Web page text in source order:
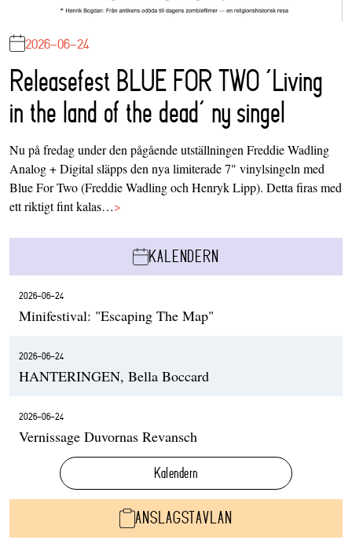
2026-06-24
Releasefest BLUE FOR TWO ‘Living
in the land of the dead’ ny singel
Nu på fredag under den pågående utställningen Freddie Wadling
Analog + Digital släpps den nya limiterade 7" vinylsingeln med
Blue For Two (Freddie Wadling och Henryk Lipp). Detta firas med
ett riktigt fint kalas…>
KALENDERN
2026-06-24
Minifestival: "Escaping The Map"
2026-06-24
HANTERINGEN, Bella Boccard
2026-06-24
Vernissage Duvornas Revansch
Kalendern
ANSLAGSTAVLAN